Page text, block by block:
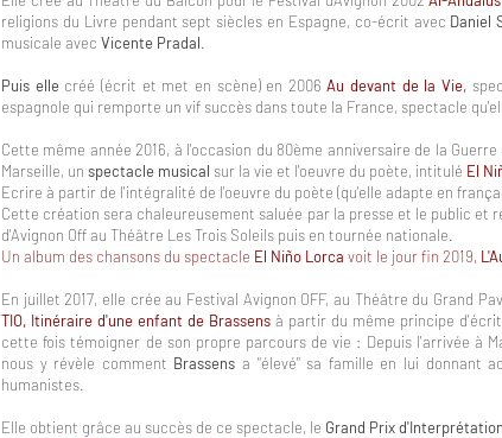
religions du Livre pendant sept siècles en Espagne, co-écrit avec Daniel
musicale avec Vicente Pradal.
Puis elle créé (écrit et met en scène) en 2006Au devant de la Vie,
espagnole qui remporte un vif succès dans toute la France, spectacle
Cette même année 2016, à l'occasion du 80ème anniversaire de la
Marseille, un spectacle musical sur la vie et l'oeuvre du poète, intitulé El
Ecrire à partir de l'intégralité de l'oeuvre du poète (qu'elle adapte en
Cette création sera chaleureusement saluée par la presse et le public et
d'Avignon Off au Théâtre Les Trois Soleils puis en tournée nationale.
Un album des chansons du spectacle El Niño Lorca voit le jour fin 2019,
En juillet 2017, elle crée au Festival Avignon OFF, au Théâtre du Grand
TIO, Itinéraire d'une enfant de Brassens à partir du même principe
cette fois témoigner de son propre parcours de vie : Depuis l'arrivée à
nous y révèle comment Brassens a "élevé" sa famille en lui donnant
humanistes.
Elle obtient grâce au succès de ce spectacle, le Grand Prix